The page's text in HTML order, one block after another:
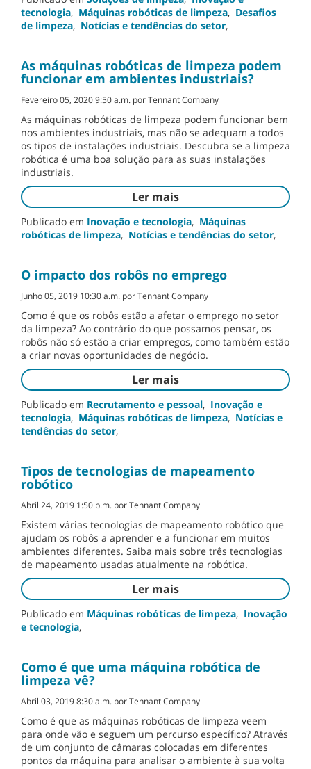
tecnologia, Máquinas robóticas de limpeza, Desafios
de limpeza, Notícias e tendências do setor,
As máquinas robóticas de limpeza podem
funcionar em ambientes industriais?
Fevereiro 05, 2020 9:50 a.m. por Tennant Company
As máquinas robóticas de limpeza podem funcionar bem
nos ambientes industriais, mas não se adequam a todos
os tipos de instalações industriais. Descubra se a limpeza
robótica é uma boa solução para as suas instalações
industriais.
Ler mais
Publicado em Inovação e tecnologia, Máquinas
robóticas de limpeza, Notícias e tendências do setor,
O impacto dos robôs no emprego
Junho 05, 2019 10:30 a.m. por Tennant Company
Como é que os robôs estão a afetar o emprego no setor
da limpeza? Ao contrário do que possamos pensar, os
robôs não só estão a criar empregos, como também estão
a criar novas oportunidades de negócio.
Ler mais
Publicado em Recrutamento e pessoal, Inovação e
tecnologia, Máquinas robóticas de limpeza, Notícias e
tendências do setor,
Tipos de tecnologias de mapeamento
robótico
Abril 24, 2019 1:50 p.m. por Tennant Company
Existem várias tecnologias de mapeamento robótico que
ajudam os robôs a aprender e a funcionar em muitos
ambientes diferentes. Saiba mais sobre três tecnologias
de mapeamento usadas atualmente na robótica.
Ler mais
Publicado em Máquinas robóticas de limpeza, Inovação
e tecnologia,
Como é que uma máquina robótica de
limpeza vê?
Abril 03, 2019 8:30 a.m. por Tennant Company
Como é que as máquinas robóticas de limpeza veem
para onde vão e seguem um percurso específico? Através
de um conjunto de câmaras colocadas em diferentes
pontos da máquina para analisar o ambiente à sua volta